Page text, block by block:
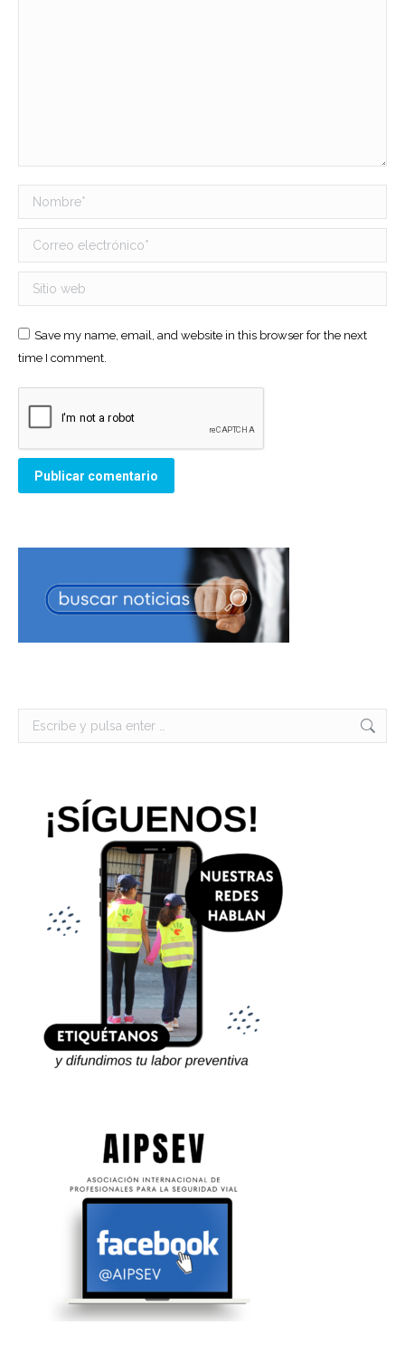
Nombre *
Correo electrónico *
Sitio web
Save my name, email, and website in this browser for the next
time I comment.
Publicar comentario
Buscar: